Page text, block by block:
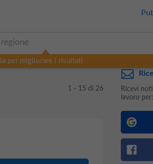
per migliorare i risultati
1 - 15 di 26
Ricevi
lavoro per: